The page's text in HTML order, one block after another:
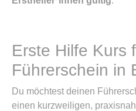
Erste Hilfe Kurs
Führerschein in
Du möchtest deinen
einen kurzweiligen,